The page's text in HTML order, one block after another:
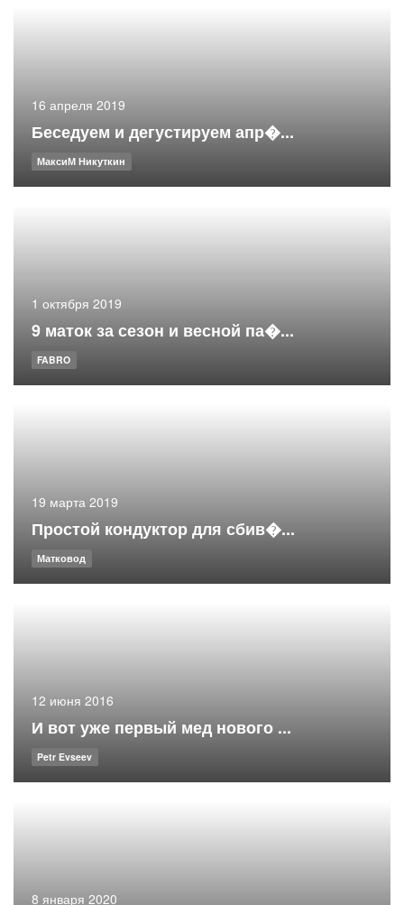
16 апреля 2019
Беседуем и дегустируем апр�...
МаксиМ Никуткин
1 октября 2019
9 маток за сезон и весной па�...
FABRO
19 марта 2019
Простой кондуктор для сбив�...
Матковод
12 июня 2016
И вот уже первый мед нового ...
Petr Evseev
8 января 2020